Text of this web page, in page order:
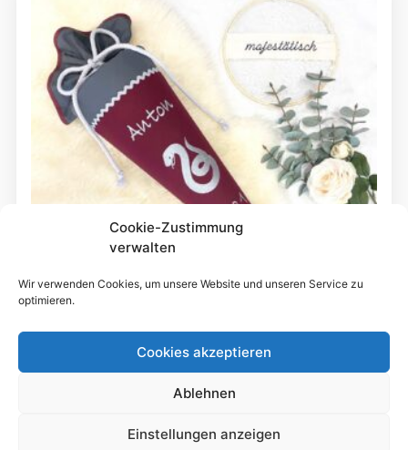
Cookie-Zustimmung
verwalten
Wir verwenden Cookies, um unsere Website und unseren Service zu
optimieren.
Cookies akzeptieren
Ablehnen
Einstellungen anzeigen
Schultütendesign „Anton“ Schlange